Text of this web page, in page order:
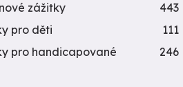
zážitky
443
pro děti
111
pro handicapované
246